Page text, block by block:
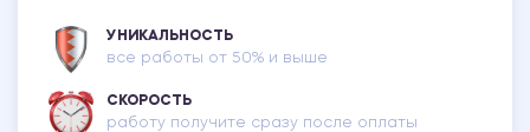
УНИКАЛЬНОСТЬ
все работы от 50% и выше
СКОРОСТЬ
работу получите сразу после оплаты